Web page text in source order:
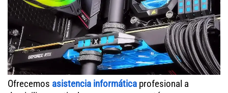
Ofrecemos asistencia informática profesional a